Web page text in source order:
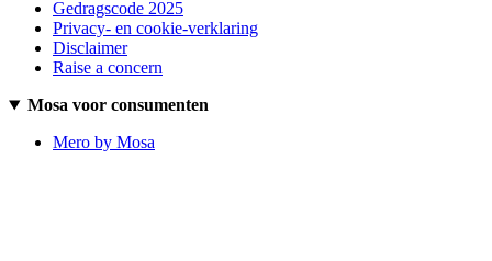
Gedragscode 2025
Privacy- en cookie-verklaring
Disclaimer
Raise a concern
Mosa voor consumenten
Mero by Mosa